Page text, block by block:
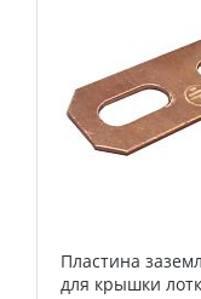
Пластина
для крышки